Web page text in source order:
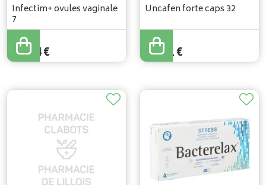
Infectim+ ovules vaginale
7
19,30
15,44€
Uncafen forte caps 32
24,95
21,21€